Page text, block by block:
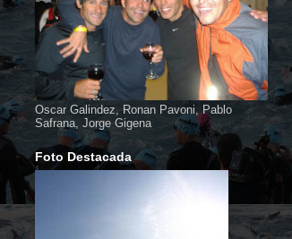
Oscar Galindez, Ronan Pavoni, Pablo
Safrana, Jorge Gigena
Foto Destacada